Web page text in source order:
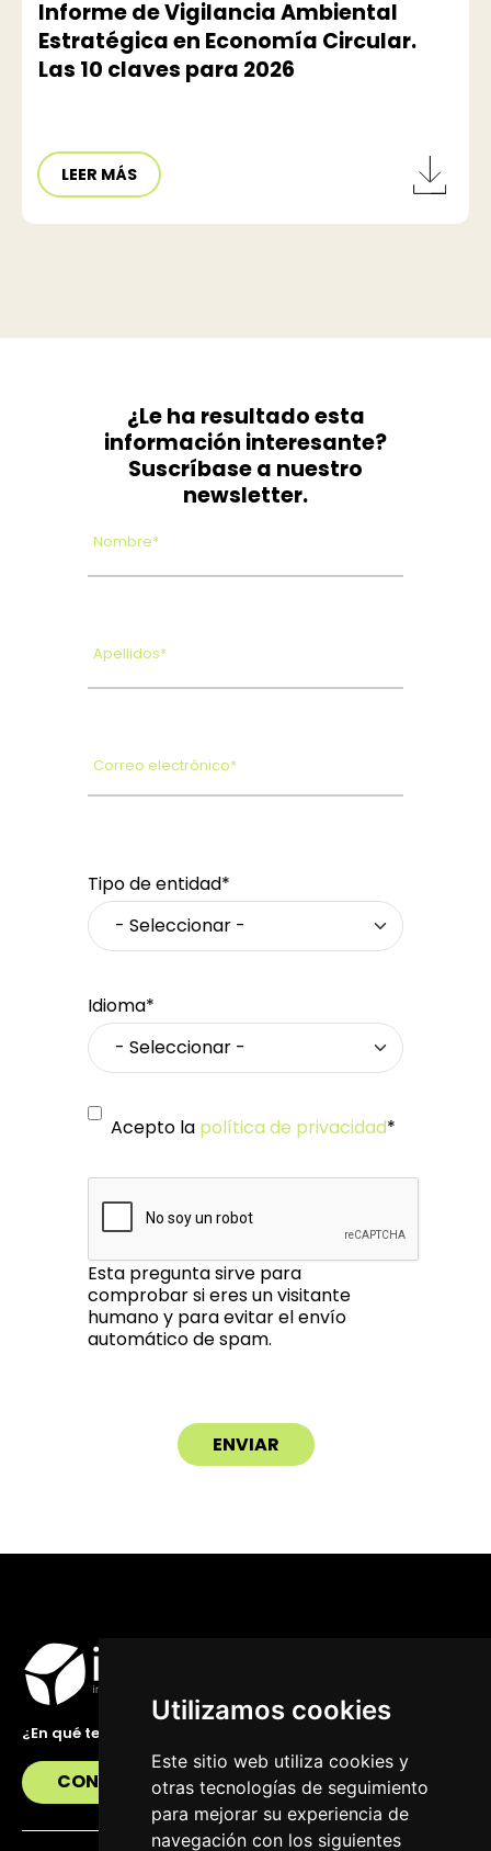
Utilizamos cookies
Este sitio web utiliza cookies y
otras tecnologías de seguimiento
para mejorar su experiencia de
navegación con los siguientes
Informe de Vigilancia Ambiental
Estratégica en Economía Circular.
Las 10 claves para 2026
LEER MÁS
¿Le ha resultado esta
información interesante?
Suscríbase a nuestro
newsletter.
Nombre*
Apellidos*
Correo electrónico*
Tipo de entidad*
Idioma*
Acepto la política de privacidad*
Esta pregunta sirve para
comprobar si eres un visitante
humano y para evitar el envío
automático de spam.
¿En qué te podemos ayudar?
CONTÁCTANOS